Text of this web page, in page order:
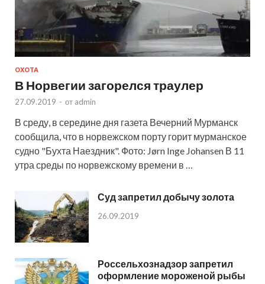
ОХОТА
В Норвегии загорелся траулер
27.09.2019 - от admin
В среду, в середине дня газета Вечерний Мурманск
сообщила, что в норвежском порту горит мурманское
судно "Бухта Наездник". Фото: Jørn Inge Johansen В 11
утра среды по норвежскому времени в …
Суд запретил добычу золота
26.09.2019
Россельхознадзор запретил
оформление мороженой рыбы